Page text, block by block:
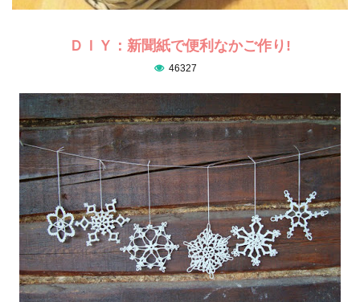
ＤＩＹ：新聞紙で便利なかご作り!
46327